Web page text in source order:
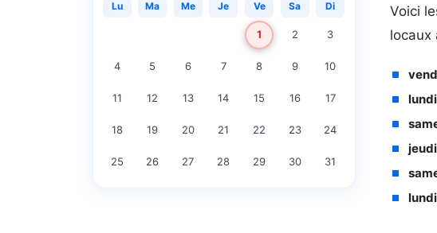
Lu Ma Me Je Ve Sa Di
1 2 3
4 5 6 7 8 9 10
11 12 13 14 15 16 17
18 19 20 21 22 23 24
25 26 27 28 29 30 31
Voici
locaux
lundi
jeudi
lundi